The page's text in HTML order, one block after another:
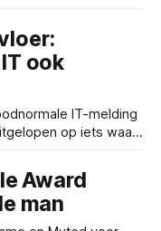
te worden.
erkennen dat
richting Rotterdam
ook
IT-melding
op iets waar
branding, synergie
werkende printers –
computer. Het
Award
man